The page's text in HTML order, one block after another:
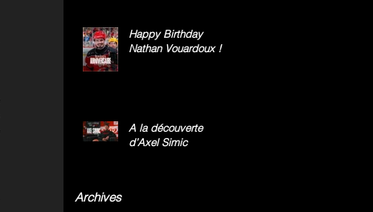
Happy Birthday
Nathan Vouardoux !
A la découverte
d’Axel Simic
Archives